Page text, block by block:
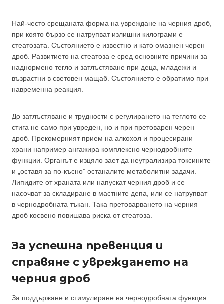
Най-често срещаната форма на увреждане на черния дроб,
при която бързо се натрупват излишни килограми е
стеатозата. Състоянието е известно и като омазнен черен
дроб. Развитието на стеатоза е сред основните причини за
наднормено тегло и затлъстяване при деца, младежи и
възрастни в световен мащаб. Състоянието е обратимо при
навременна реакция.
До затлъстяване и трудности с регулирането на теглото се
стига не само при увреден, но и при претоварен черен
дроб. Прекомерният прием на алкохол и процесирани
храни например ангажира комплексно чернодробните
функции. Органът е изцяло зает да неутрализира токсините
и „оставя за по-късно” останалите метаболитни задачи.
Липидите от храната или напускат черния дроб и се
насочват за складиране в мастните депа, или се натрупват
в чернодробната тъкан. Така претоварването на черния
дроб косвено повишава риска от стеатоза.
За успешна превенция и
справяне с увреждането на
черния дроб
За поддържане и стимулиране на чернодробната функция